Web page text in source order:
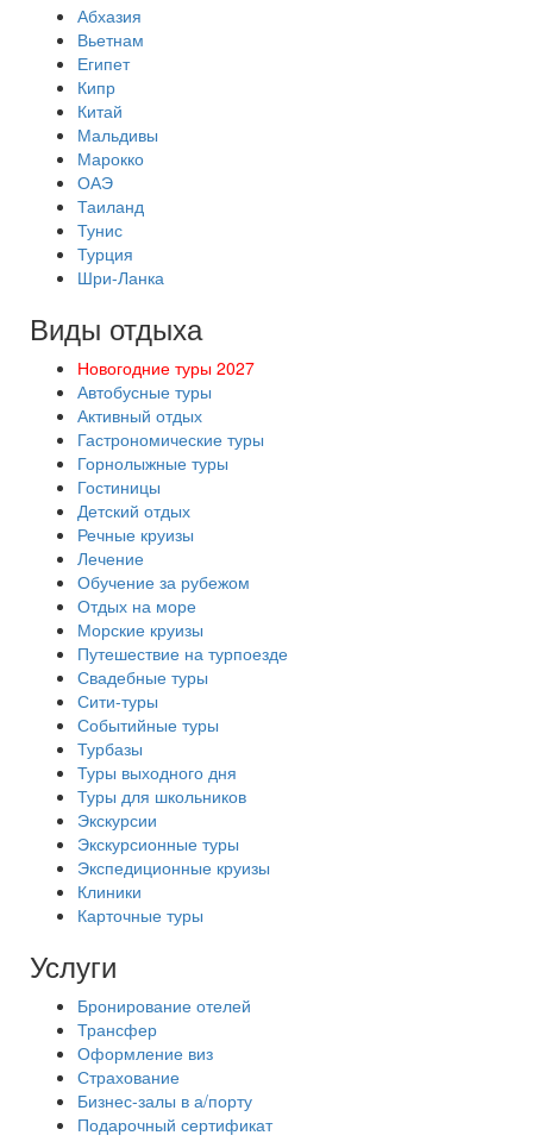
Абхазия
Вьетнам
Египет
Кипр
Китай
Мальдивы
Марокко
ОАЭ
Таиланд
Тунис
Турция
Шри-Ланка
Виды отдыха
Новогодние туры 2027
Автобусные туры
Активный отдых
Гастрономические туры
Горнолыжные туры
Гостиницы
Детский отдых
Речные круизы
Лечение
Обучение за рубежом
Отдых на море
Морские круизы
Путешествие на турпоезде
Свадебные туры
Сити-туры
Событийные туры
Турбазы
Туры выходного дня
Туры для школьников
Экскурсии
Экскурсионные туры
Экспедиционные круизы
Клиники
Карточные туры
Услуги
Бронирование отелей
Трансфер
Оформление виз
Страхование
Бизнес-залы в а/порту
Подарочный сертификат